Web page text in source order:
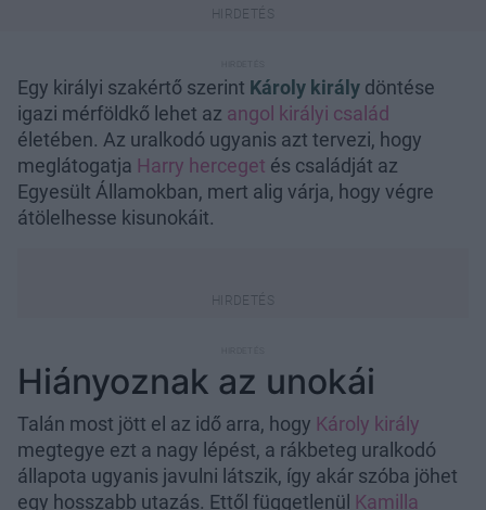
Egy királyi szakértő szerint Károly király döntése
igazi mérföldkő lehet az angol királyi család
életében. Az uralkodó ugyanis azt tervezi, hogy
meglátogatja Harry herceget és családját az
Egyesült Államokban, mert alig várja, hogy végre
átölelhesse kisunokáit.
Hiányoznak az unokái
Talán most jött el az idő arra, hogy Károly király
megtegye ezt a nagy lépést, a rákbeteg uralkodó
állapota ugyanis javulni látszik, így akár szóba jöhet
egy hosszabb utazás. Ettől függetlenül Kamilla